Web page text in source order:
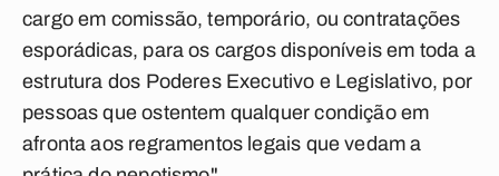
cargo em comissão, temporário, ou contratações
esporádicas, para os cargos disponíveis em toda a
estrutura dos Poderes Executivo e Legislativo, por
pessoas que ostentem qualquer condição em
afronta aos regramentos legais que vedam a